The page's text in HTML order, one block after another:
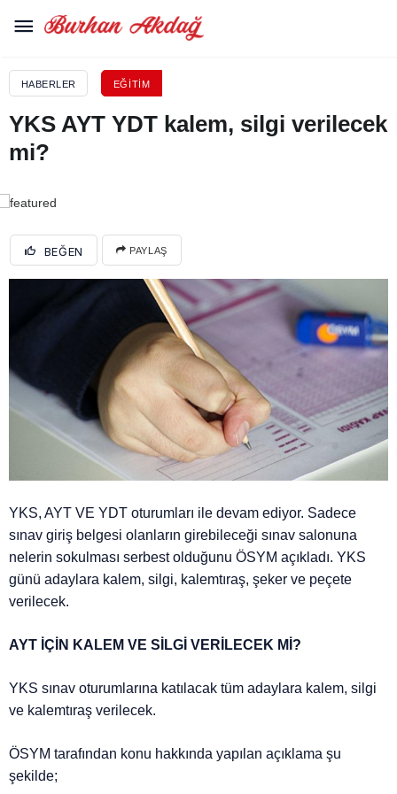
HABERLER EĞITIM
YKS AYT YDT kalem, silgi verilecek
mi?
BEĞEN PAYLAŞ
YKS, AYT VE YDT oturumları ile devam ediyor. Sadece
sınav giriş belgesi olanların girebileceği sınav salonuna
nelerin sokulması serbest olduğunu ÖSYM açıkladı. YKS
günü adaylara kalem, silgi, kalemtıraş, şeker ve peçete
verilecek.
AYT İÇİN KALEM VE SİLGİ VERİLECEK Mİ?
YKS sınav oturumlarına katılacak tüm adaylara kalem, silgi
ve kalemtıraş verilecek.
ÖSYM tarafından konu hakkında yapılan açıklama şu
şekilde;